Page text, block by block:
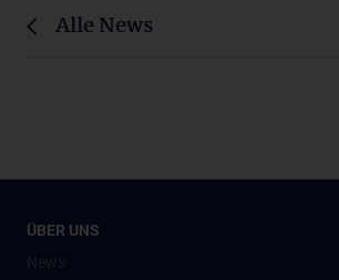
Alle News
ÜBER UNS